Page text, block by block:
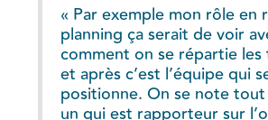
« Par exemple mon rôle en
planning ça serait de voir
comment on se répartie
et après c’est l’équipe qui
positionne. On se note
un qui est rapporteur sur